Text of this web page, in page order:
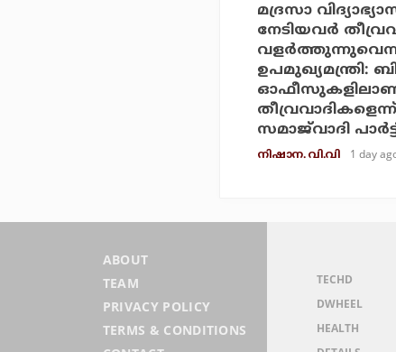
മദ്രസാ
നേടിയവര്‍
ഉപമുഖ്യമന്ത്രി:
തീവ്രവാദികളെന്ന്
സമാജ്‌വാദി
നിഷാന. വി.വി 1 day
ABOUT
TEAM
PRIVACY POLICY
TERMS & CONDITIONS
TECHD
DWHEEL
HEALTH